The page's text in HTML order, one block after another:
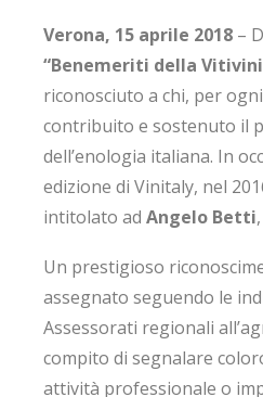
Verona, 15 aprile 2018 –
“Benemeriti della
riconosciuto a chi, per
contribuito e sostenuto il
dell’enologia italiana. In
edizione di Vinitaly, nel
intitolato ad Angelo Betti
Un prestigioso
assegnato seguendo le
Assessorati regionali
compito di segnalare
attività professionale o